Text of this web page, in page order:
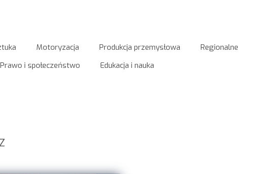
Motoryzacja Produkcja przemysłowa
Regionalne
Prawo i społeczeństwo Edukacja i nauka